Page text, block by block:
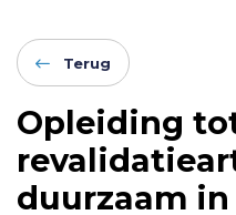
Terug
Opleiding
duurzaam